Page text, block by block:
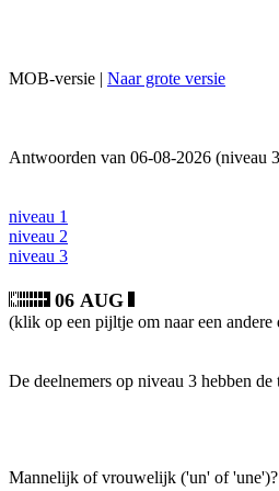
MOB-versie | Naar grote versie
Antwoorden van 06-08-2026 (niveau
niveau 1
niveau 2
niveau 3
06 AUG
(klik op een pijltje om naar een andere
De deelnemers op niveau 3 hebben
Mannelijk of vrouwelijk ('un' of 'une')?